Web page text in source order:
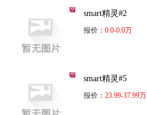
smart精灵#2
报价： 0.0-0.0万
smart精灵#5
报价： 23.99-37.99万